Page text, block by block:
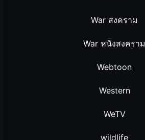
War สงคราม
War หนังสงคราม
Webtoon
Western
WeTV
wildlife